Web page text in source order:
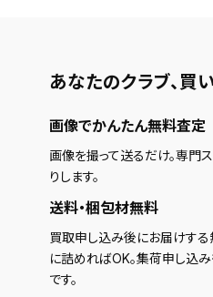
あなたのクラブ、 買
画像でかんたん無料査定
画像を撮って送るだけ。専門
りします。
送料・梱包材無料
買取申し込み後にお届けする
に詰めればOK。集荷申し込
です。